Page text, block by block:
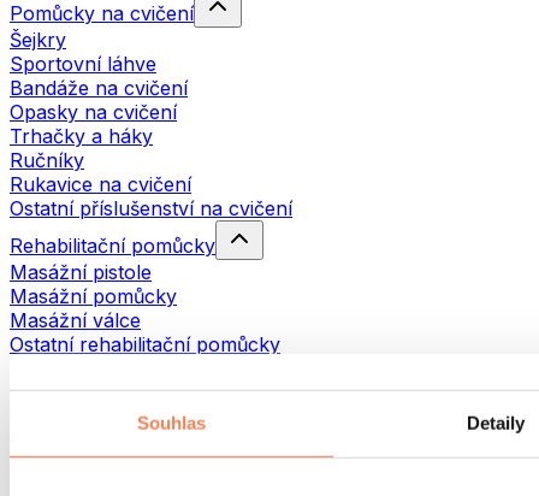
Souhlas Detaily
Pomůcky na cvičení
Šejkry
Sportovní láhve
Bandáže na cvičení
Opasky na cvičení
Trhačky a háky
Ručníky
Rukavice na cvičení
Ostatní příslušenství na cvičení
Rehabilitační pomůcky
Masážní pistole
Masážní pomůcky
Masážní válce
Ostatní rehabilitační pomůcky
Batohy